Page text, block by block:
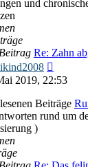
und
Re: Zahn
Beitrag
2019, 22:53
rund um
)